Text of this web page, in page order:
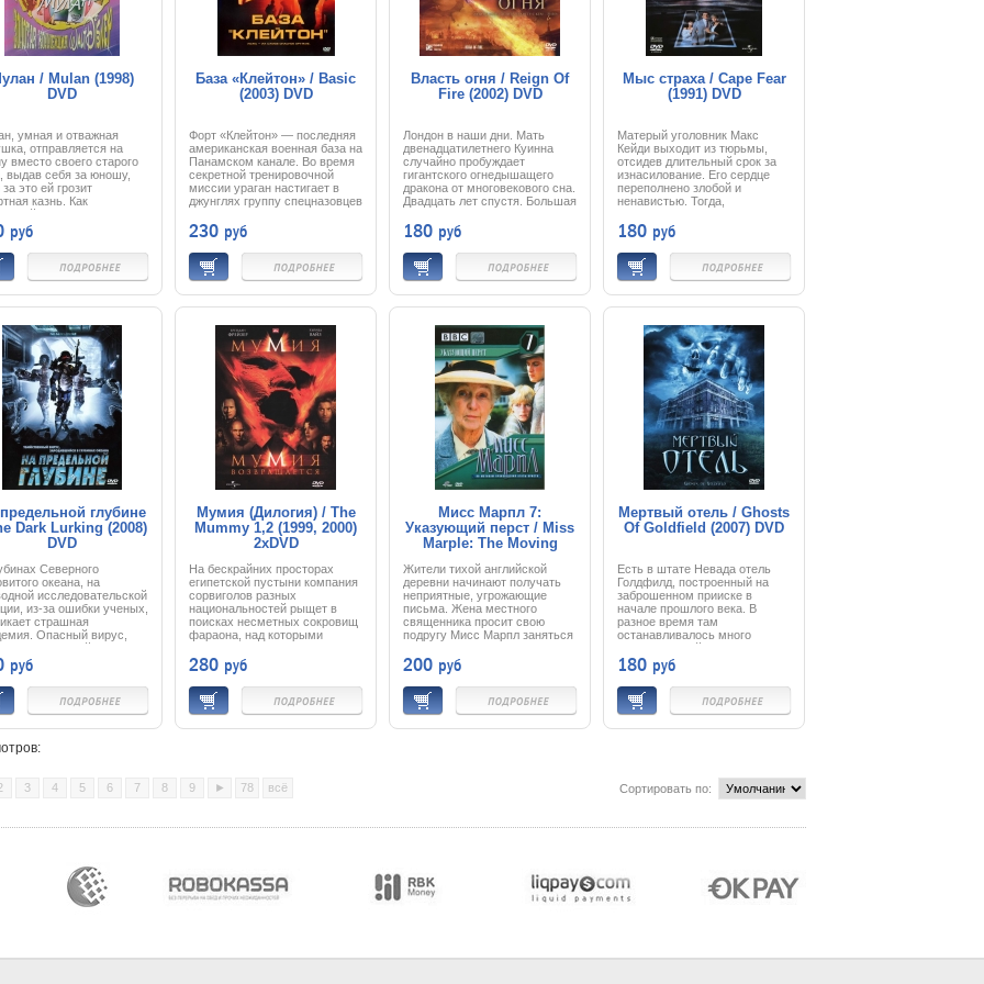
собственное соперничество.
/ Mulan (1998)
DVD
умная и отважная
отправляется на
вместо своего старого
выдав себя за юношу,
за это ей грозит
казнь. Как
солдат, Мулан
и вынослива,
и находчива. Эти
а также маленький
Мушу, Сверчок,
приносящий удачу, и
конь помогут ей
победу над
хороших друзей и
настоящую любовь...
руб
База «Клейтон» / Basic
(2003) DVD
Форт «Клейтон» — последняя
американская военная база на
Панамском канале. Во время
секретной тренировочной
миссии ураган настигает в
джунглях группу спецназовцев
Нэйтана Веста.
Противоречивые показания
двух вернувшихся на базу
солдат ещё больше
запутывают дело. Для
расследования обстоятельств
мистического исчезновения
отдела по борьбе с
наркотиками Харди. Те, кто
уцелел, не могут объяснить —
в наркотиках ли дело… Или в
чем-то другом. Все лгут…
230 руб
Власть огня / Reign Of
Fire (2002) DVD
Лондон в наши дни. Мать
двенадцатилетнего Куинна
случайно пробуждает
гигантского огнедышащего
дракона от многовекового сна.
Двадцать лет спустя. Большая
властью чудовища и его
потомков. Драконы очень
умны, им не нравится делить
с кем-либо планету. Будучи
начальником пожарной
охраны, Куинн несет
ответственность за ту
которым удалось выжить.
Ведь в то время, когда все
небо залито огнем пожарник
— самый главный человек на
земле.
180 руб
Мыс страха / Cape Fear
(1991) DVD
Матерый уголовник Макс
Кейди выходит из тюрьмы,
отсидев длительный срок за
изнасилование. Его сердце
переполнено злобой и
ненавистью. Тогда,
адвокатом на суде был Сэм
Боуден. У него в руках была
важная информация, которая,
возможно, могла оправдать
Макса.
Но Сэм скрыл её, и его клиент
получил суровый приговор.
годы он вынашивал план
мести. И теперь намерен
отыскать Боудена и преподать
хороший урок ему, его жене и
15-летней дочери.
180 руб
глубине
Dark Lurking (2008)
DVD
Северного
океана, на
исследовательской
из-за ошибки ученых,
страшная
Опасный вирус,
в кровь людей,
их в зомби.
царапины достаточно,
в организме начался
процесс
связь со станцией,
солдаты спецназа
что огромное
зависит судьба
он уничтожит все
руб
Мумия (Дилогия) / The
Mummy 1,2 (1999, 2000)
2xDVD
На бескрайних просторах
египетской пустыни компания
сорвиголов разных
национальностей рыщет в
поисках несметных сокровищ
фараона, над которыми
проклятие. Рядом с кладом
покоится мумия коварного
жреца, жестоко казненного за
ужасное убийство
могущественного правителя
Египта. Золотоискатели
кошмара…
280 руб
Мисс Марпл 7:
Указующий перст / Miss
Marple: The Moving
Жители тихой английской
деревни начинают получать
неприятные, угрожающие
письма. Жена местного
священника просит свою
подругу Мисс Марпл заняться
200 руб
Мертвый отель / Ghosts
Of Goldfield (2007) DVD
Есть в штате Невада отель
Голдфилд, построенный на
заброшенном прииске в
начале прошлого века. В
разное время там
останавливалось много
знаменитостей. Но однажды
прошел слух, что в отеле
появились призраки…
180 руб
Сортировать по:
3 4 5 6 7 8 9 ► 78 всё